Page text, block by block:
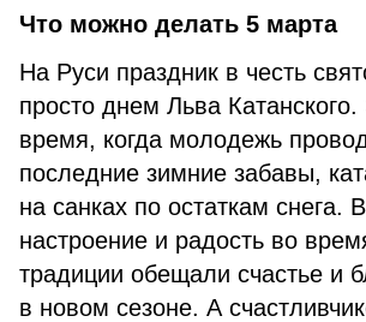
Что можно делать 5 марта
На Руси праздник в честь
просто днем Льва
время, когда молодежь
последние зимние забавы,
на санках по остаткам снега.
настроение и радость во
традиции обещали счастье и
в новом сезоне. А